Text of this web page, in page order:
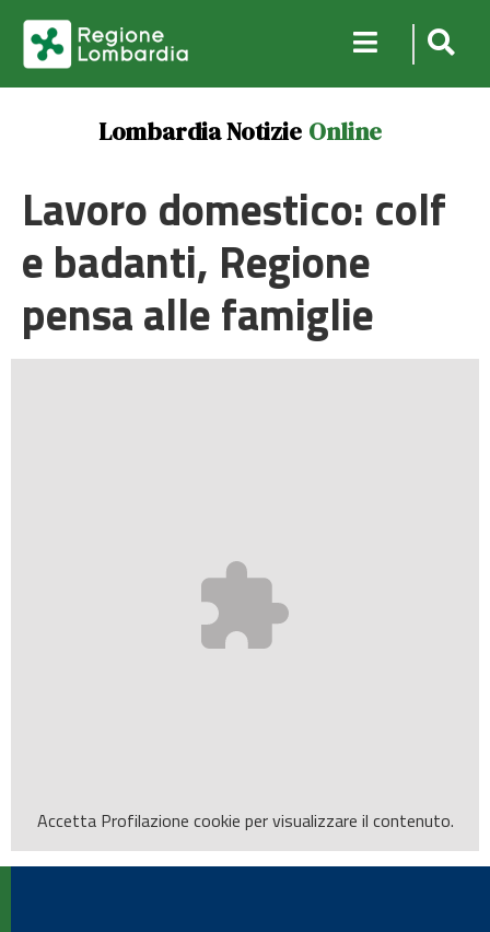
Lombardia Notizie Online
Lavoro domestico: colf
e badanti, Regione
pensa alle famiglie
Accetta Profilazione cookie per visualizzare il contenuto.